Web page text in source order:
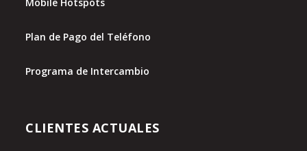
Plan de Pago del Teléfono
Programa de Intercambio
CLIENTES ACTUALES